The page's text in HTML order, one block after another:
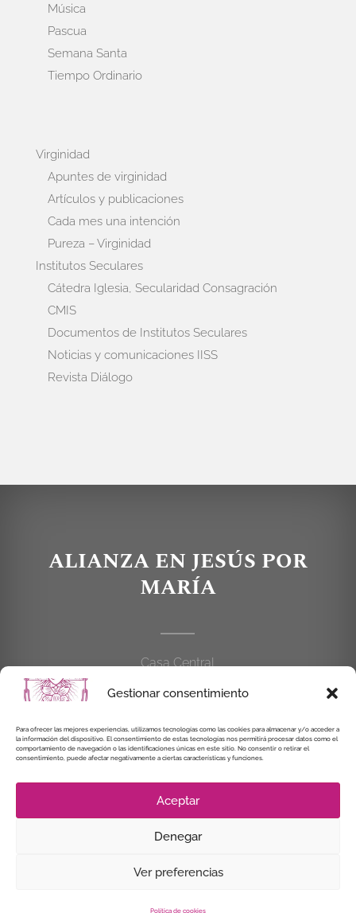
Gestionar consentimiento
Para ofrecer las mejores experiencias, utilizamos tecnologías como las cookies para almacenar y/o acceder a
la información del dispositivo. El consentimiento de estas tecnologías nos permitirá procesar datos como el
comportamiento de navegación o las identificaciones únicas en este sitio. No consentir o retirar el
consentimiento, puede afectar negativamente a ciertas características y funciones.
Aceptar
Denegar
Ver preferencias
Política de cookies
Música
Pascua
Semana Santa
Tiempo Ordinario
Virginidad
Apuntes de virginidad
Artículos y publicaciones
Cada mes una intención
Pureza – Virginidad
Institutos Seculares
Cátedra Iglesia, Secularidad Consagración
CMIS
Documentos de Institutos Seculares
Noticias y comunicaciones IISS
Revista Diálogo
ALIANZA EN JESÚS POR
MARÍA
Casa Central
C/Cardenal Cisneros, 55
914 462 114
alianzaenjesuspormaria@gmail.com